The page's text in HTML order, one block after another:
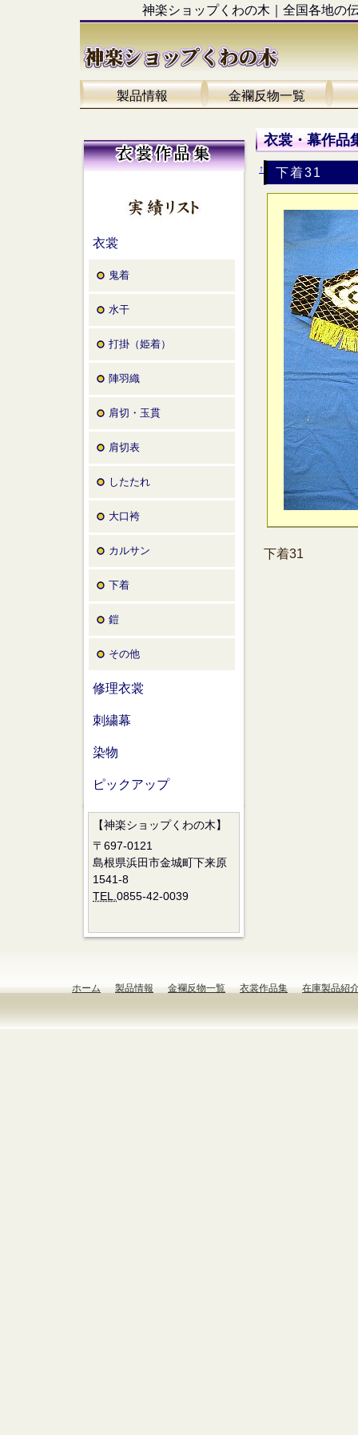
神楽ショップくわの木｜全国各地の
製品情報 金襴反物一覧
衣裳
鬼着
水干
打掛（姫着）
陣羽織
肩切・玉貫
肩切表
したたれ
大口袴
カルサン
下着
鎧
その他
修理衣裳
刺繍幕
染物
ピックアップ
【神楽ショップくわの木】
〒697-0121
島根県浜田市金城町下来原
1541-8
TEL. 0855-42-0039
衣裳・幕作品
下着31
下着31
↑
ホーム 製品情報 金襴反物一覧 衣裳作品集 在庫製品紹